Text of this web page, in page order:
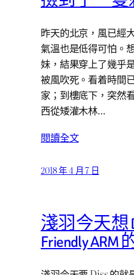
昨天的北京，風已經
氣溫也是低得可怕。
妹，結果穿上了幾乎
被風吹死。看着時間
家；到樓底下，突然
西從矮灌木林…
閱讀全文
2018 年 4 月 7 日
淺羽今天想
Friendly ARM